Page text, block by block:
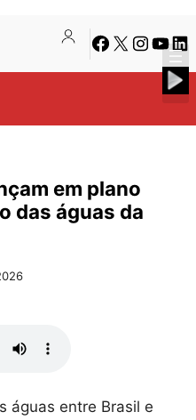
Facebook
X Instagram
em plano
das águas da
águas entre Brasil e